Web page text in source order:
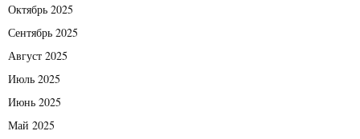
Октябрь 2025
Сентябрь 2025
Август 2025
Июль 2025
Июнь 2025
Май 2025